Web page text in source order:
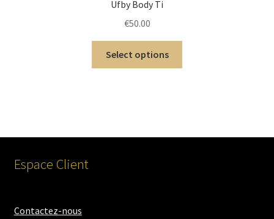
Ufby Body Ti
€50.00
Select options
Espace Client
Contactez-nous